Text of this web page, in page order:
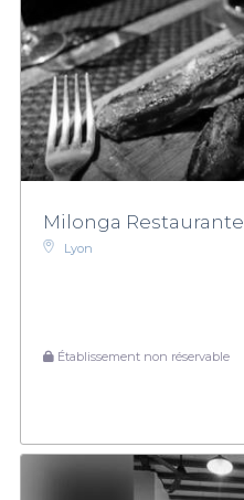
Milonga Restaurante
Lyon
Établissement non réservable